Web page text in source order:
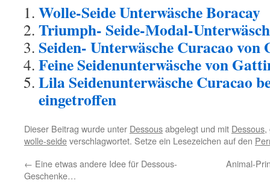
Wolle-Seide Unterwäsche Boracay
Triumph- Seide-Modal-
Seiden- Unterwäsche Curacao von
Feine Seidenunterwäsche von
Lila Seidenunterwäsche Curacao
eingetroffen
Dieser Beitrag wurde unter Dessousabgelegt und mit Dessous,
wolle-seideverschlagwortet. Setze ein Lesezeichen auf den
← Eine etwas andere Idee für Dessous-
Geschenke…
Animal-